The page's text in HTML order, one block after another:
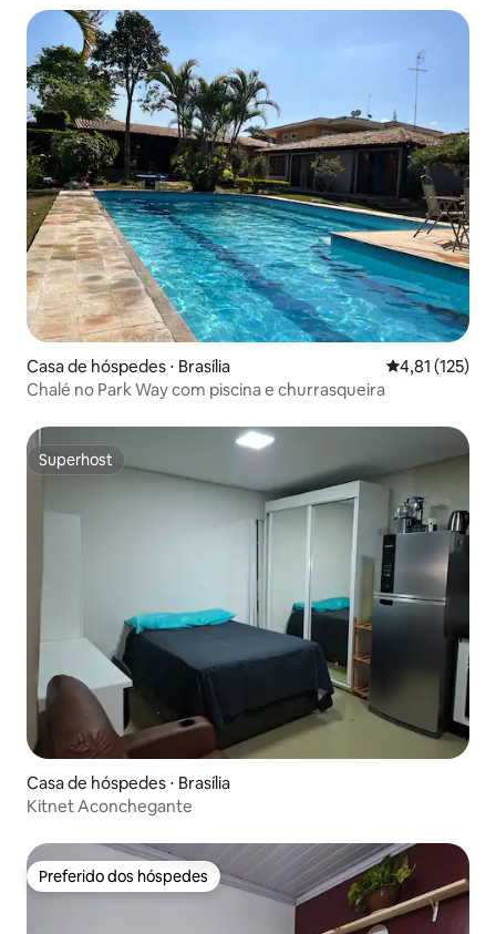
Casa de hóspedes ⋅ Brasília 4,81 de uma
4,81 (125)
Chalé no Park Way com piscina e churrasqueira
Superhost
Superhost
Casa de hóspedes ⋅ Brasília
Kitnet Aconchegante
Preferido dos hóspedes
Preferido dos hóspedes